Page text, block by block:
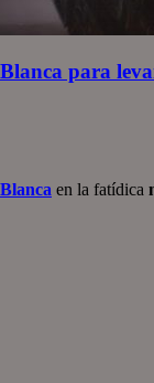
para
en la fatídica